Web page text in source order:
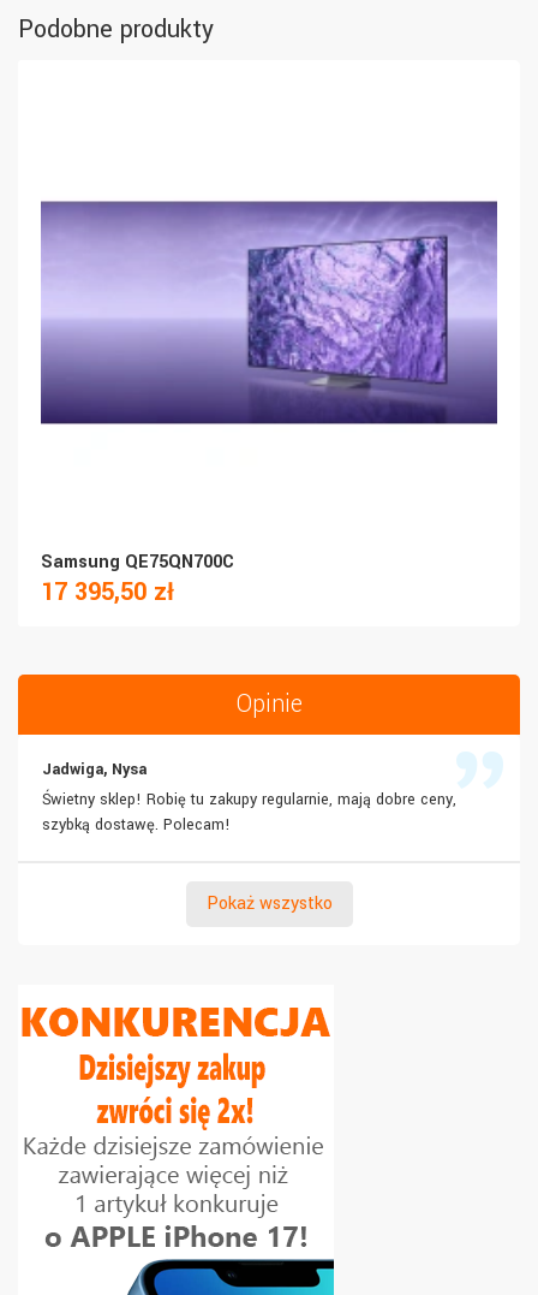
Podobne produkty
Samsung QE75QN700C
17 395,50 zł
Opinie
Jadwiga, Nysa
Świetny sklep! Robię tu zakupy regularnie, mają dobre ceny,
szybką dostawę. Polecam!
Pokaż wszystko